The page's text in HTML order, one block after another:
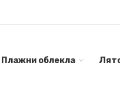
Плажни облекла